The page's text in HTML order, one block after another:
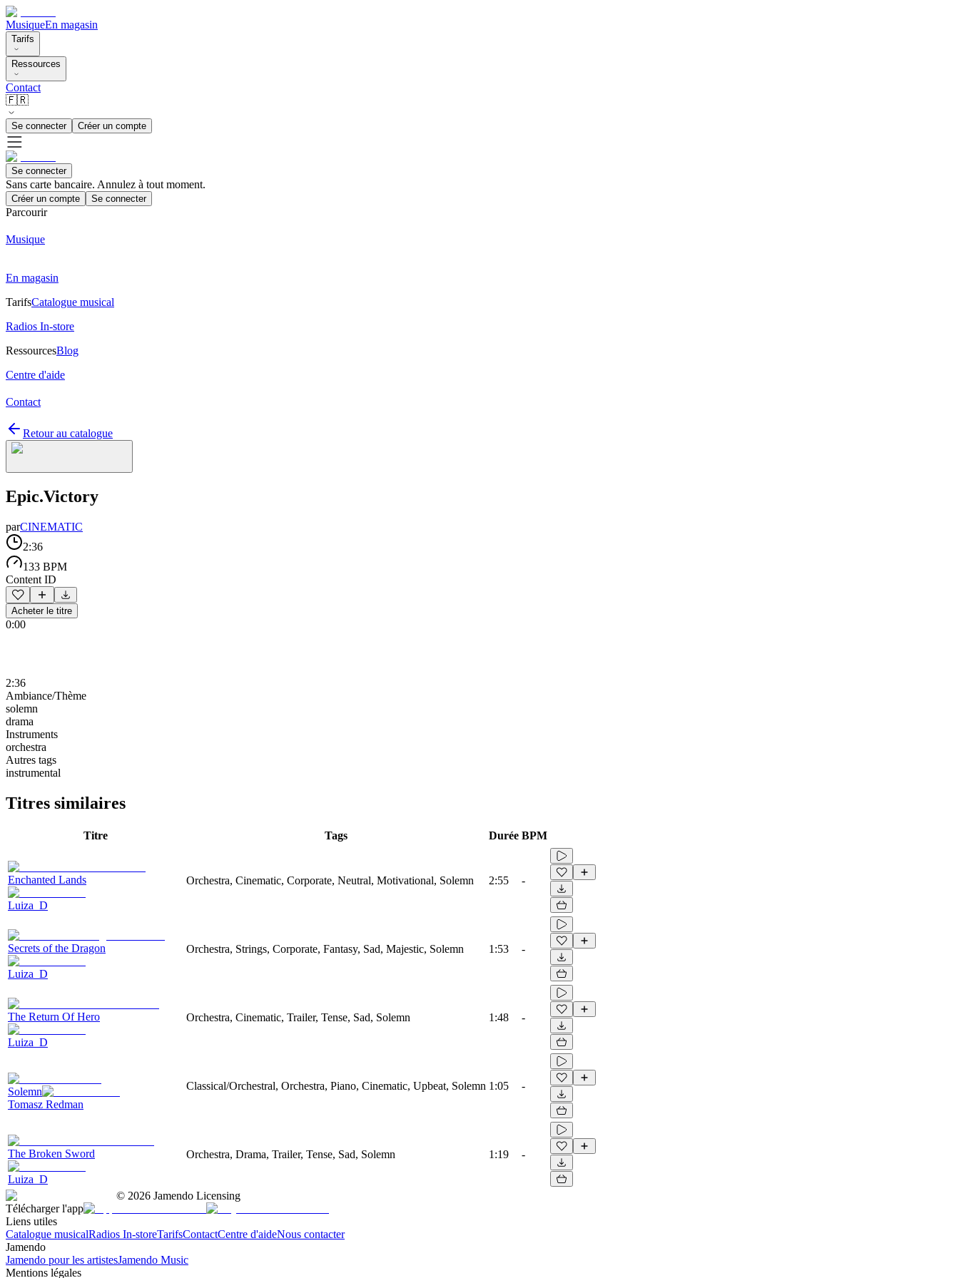
MusiqueEn magasin
Tarifs
Ressources
Contact
🇫🇷
Se connecter Créer un compte
Se connecter
Sans carte bancaire. Annulez à tout moment.
Créer un compte Se connecter
Parcourir
Musique
En magasin
TarifsCatalogue musical
Radios In-store
RessourcesBlog
Centre d'aide
Contact
Retour au catalogue
Epic.Victory
parCINEMATIC
2:36
133 BPM
Content ID
Acheter le titre
0:00
2:36
Ambiance/Thème
solemn
drama
Instruments
orchestra
Autres tags
instrumental
Titres similaires
Titre Tags Durée BPM
Enchanted Lands
Luiza_D
Orchestra, Cinematic, Corporate, Neutral, Motivational, Solemn 2:55 -
Secrets of the Dragon
Luiza_D
Orchestra, Strings, Corporate, Fantasy, Sad, Majestic, Solemn 1:53 -
The Return Of Hero
Luiza_D
Orchestra, Cinematic, Trailer, Tense, Sad, Solemn 1:48 -
Solemn
Tomasz Redman
Classical/Orchestral, Orchestra, Piano, Cinematic, Upbeat, Solemn 1:05 -
The Broken Sword
Luiza_D
Orchestra, Drama, Trailer, Tense, Sad, Solemn 1:19 -
© 2026 Jamendo Licensing
Télécharger l'app
Liens utiles
Catalogue musicalRadios In-storeTarifsContactCentre d'aideNous contacter
Jamendo
Jamendo pour les artistesJamendo Music
Mentions légales